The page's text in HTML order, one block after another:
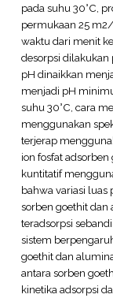
pada suhu 30°C,
permukaan 25
waktu dari menit
desorpsi
pH dinaikkan
menjadi pH
suhu 30°C, cara
menggunakan
terjerap
ion fosfat
kuntitatif
bahwa variasi luas
sorben goethit dan
teradsorpsi
sistem
goethit dan
antara sorben
kinetika adsorpsi